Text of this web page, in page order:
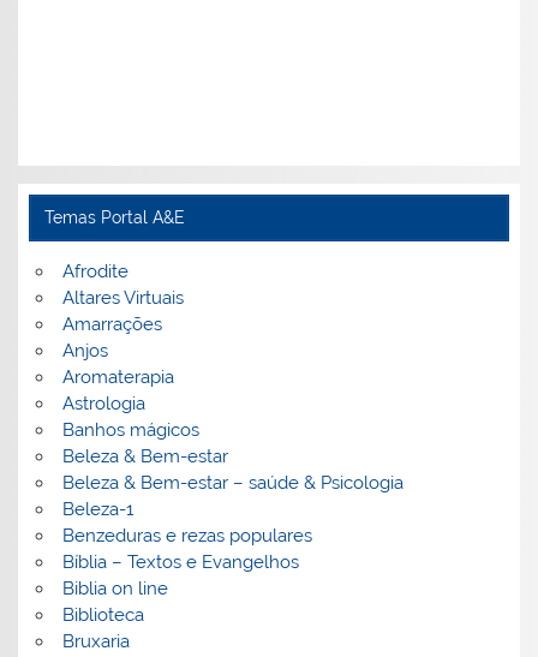
Temas Portal A&E
Afrodite
Altares Virtuais
Amarrações
Anjos
Aromaterapia
Astrologia
Banhos mágicos
Beleza & Bem-estar
Beleza & Bem-estar – saúde & Psicologia
Beleza-1
Benzeduras e rezas populares
Bíblia – Textos e Evangelhos
Biblia on line
Biblioteca
Bruxaria